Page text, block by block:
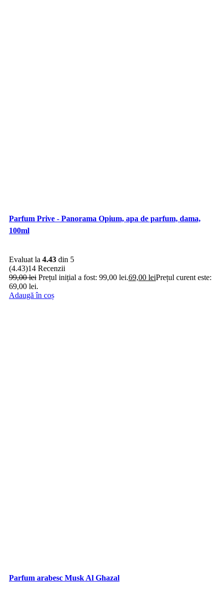
Parfum Prive - Panorama Opium, apa de parfum, dama,
100ml
Evaluat la 4.43 din 5
(4.43)14 Recenzii
99,00lei Prețul inițial a fost: 99,00 lei.69,00 leiPrețul curent este:
69,00 lei.
Adaugă în coș
Parfum arabesc Musk Al Ghazal